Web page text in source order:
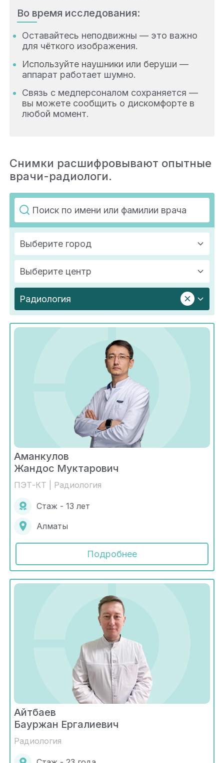
Во время исследования:
Оставайтесь неподвижны — это важно
для чёткого изображения.
Используйте наушники или беруши —
аппарат работает шумно.
Связь с медперсоналом сохраняется —
вы можете сообщить о дискомфорте в
любой момент.
Снимки расшифровывают опытные
врачи-радиологи.
Выберите город
Выберите центр
Радиология
Аманкулов
Жандос Муктарович
ПЭТ-КТ | Радиология
Стаж - 13 лет
Алматы
Подробнее
Айтбаев
Бауржан Ергалиевич
Радиология